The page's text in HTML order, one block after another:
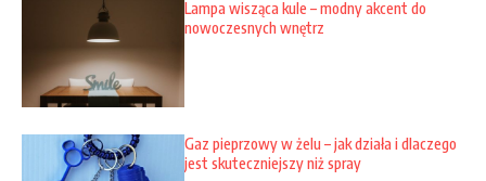
Lampa wisząca kule – modny akcent do
nowoczesnych wnętrz
Gaz pieprzowy w żelu – jak działa i dlaczego
jest skuteczniejszy niż spray